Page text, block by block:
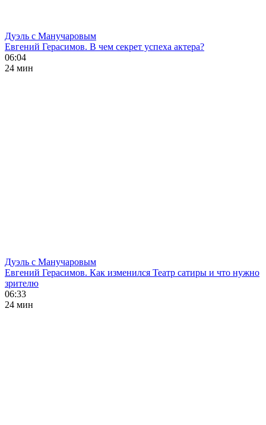
Дуэль с Манучаровым
Евгений Герасимов. В чем секрет успеха актера?
06:04
24 мин
Дуэль с Манучаровым
Евгений Герасимов. Как изменился Театр сатиры и что нужно
зрителю
06:33
24 мин